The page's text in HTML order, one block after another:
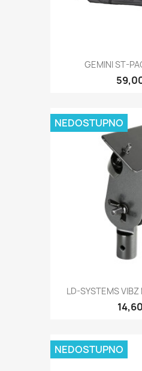
GEMINI ST-
LD-SYSTEMS
NEDOSTUPNO
NEDOSTUPNO